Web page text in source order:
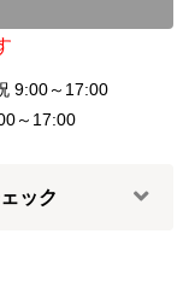
9:00～17:00
～17:00
ック